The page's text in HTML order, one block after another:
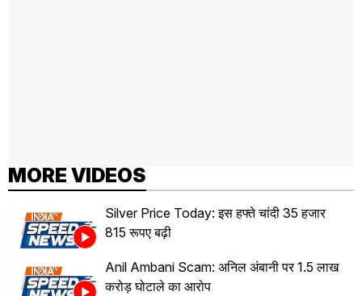
MORE VIDEOS
Silver Price Today: इस हफ्ते चांदी 35 हजार
815 रूपए बढ़ी
Anil Ambani Scam: अनिल अंबानी पर 1.5 लाख
करोड़ घोटाले का आरोप